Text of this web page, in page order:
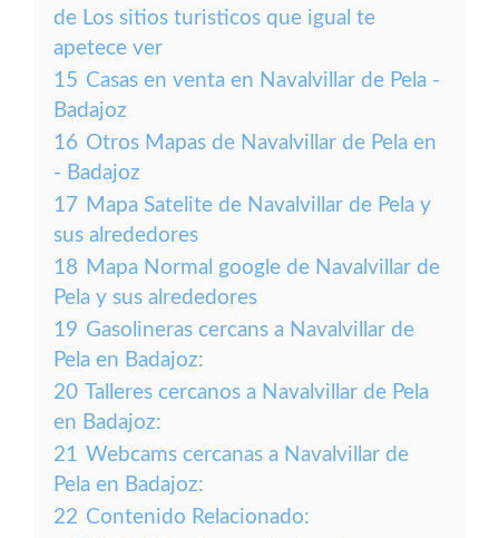
de Los sitios turisticos que igual te
apetece ver
15 Casas en venta en Navalvillar de Pela -
Badajoz
16 Otros Mapas de Navalvillar de Pela en
- Badajoz
17 Mapa Satelite de Navalvillar de Pela y
sus alrededores
18 Mapa Normal google de Navalvillar de
Pela y sus alrededores
19 Gasolineras cercans a Navalvillar de
Pela en Badajoz:
20 Talleres cercanos a Navalvillar de Pela
en Badajoz:
21 Webcams cercanas a Navalvillar de
Pela en Badajoz:
22 Contenido Relacionado: